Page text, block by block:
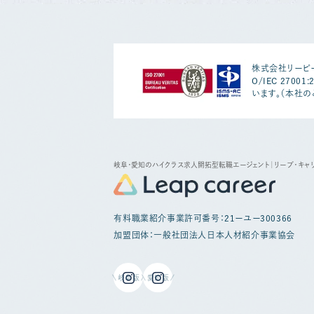
株式会社リーピ
O/IEC
います。（本社の
岐阜・愛知のハイクラス求人開拓型転職エージェント ｜リープ・キャ
有料職業紹介事業許可番号：21ーユー300366
加盟団体：一般社団法人日本人材紹介事業協会
岐阜版 愛知版